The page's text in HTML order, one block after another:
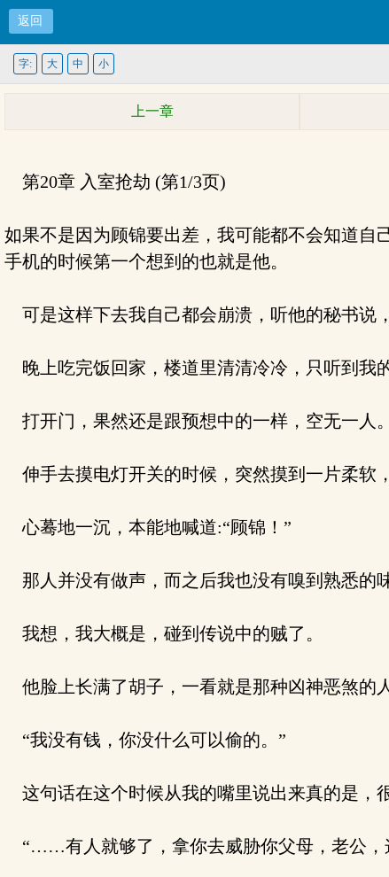
返回
字: 大 中 小
上一章
第20章 入室抢劫 (第1/3页)
如果不是因为顾锦要出差，我可能都不会知道自
手机的时候第一个想到的也就是他。
可是这样下去我自己都会崩溃，听他的秘书说
晚上吃完饭回家，楼道里清清冷冷，只听到我
打开门，果然还是跟预想中的一样，空无一人。
伸手去摸电灯开关的时候，突然摸到一片柔软
心蓦地一沉，本能地喊道:“顾锦！”
那人并没有做声，而之后我也没有嗅到熟悉的
我想，我大概是，碰到传说中的贼了。
他脸上长满了胡子，一看就是那种凶神恶煞的人
“我没有钱，你没什么可以偷的。”
这句话在这个时候从我的嘴里说出来真的是，
“……有人就够了，拿你去威胁你父母，老公，